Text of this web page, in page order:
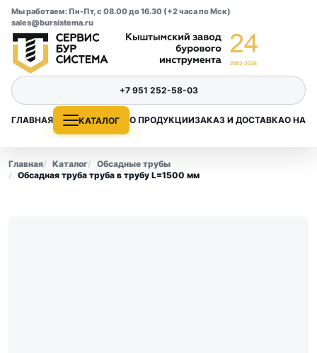
Мы работаем: Пн-Пт, с 08.00 до 16.30 (+2 часа по Мск)
sales@bursistema.ru
ГЛАВНАЯ КАТАЛОГ О ПРОДУКЦИИЗАКАЗ И ДОСТАВКАО НАС
+7 951 252-58-03
Главная Каталог
Обсадные трубы
Обсадная труба труба в трубу L=1500 мм